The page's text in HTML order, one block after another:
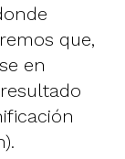
que,
en